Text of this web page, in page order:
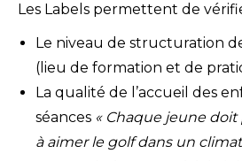
Les Labels permettent de
Le niveau de structuration
(lieu de formation et de
La qualité de l’accueil des
séances « Chaque jeune
à aimer le golf dans un